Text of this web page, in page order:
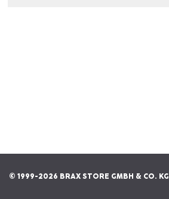
© 1999-2026 BRAX STORE GMBH & CO. KG